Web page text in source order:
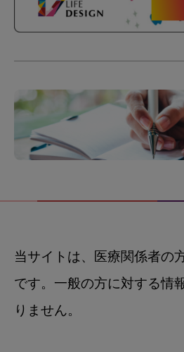
当サイトは、医療関係者の
です。一般の方に対する情
りません。